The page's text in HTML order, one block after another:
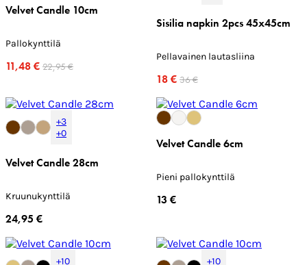
Velvet Candle 10cm
Pallokynttilä
11,48 € 22,95 €
Sisilia napkin 2pcs 45x45cm
Pellavainen lautasliina
18 € 36 €
+3
+0
Velvet Candle 28cm
Kruunukynttilä
24,95 €
Velvet Candle 6cm
Pieni pallokynttilä
13 €
+10 +10